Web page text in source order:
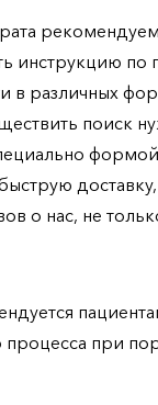
инструкцию
в различных
поиск
доставку,
о нас, не
процесса при